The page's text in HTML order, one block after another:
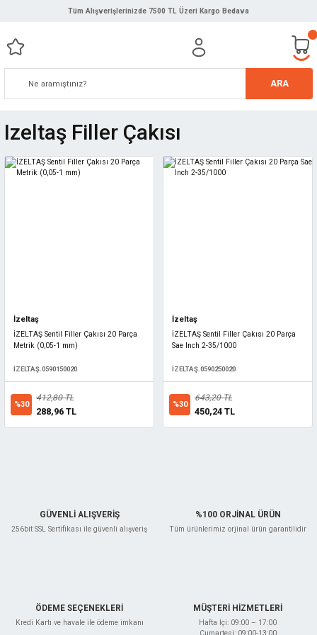
Tüm Alışverişlerinizde 7500 TL Üzeri Kargo Bedava
ARA
Izeltaş Filler Çakısı
İzeltaş
İZELTAŞ Sentil Filler Çakısı 20 Parça
Metrik (0,05-1 mm)
İZELTAŞ.0590150020
%30
412,80 TL
288,96 TL
İzeltaş
İZELTAŞ Sentil Filler Çakısı 20 Parça
Sae Inch 2-35/1000
İZELTAŞ.0590250020
%30
643,20 TL
450,24 TL
GÜVENLİ ALIŞVERİŞ
256bit SSL Sertifikası ile güvenli alışveriş
%100 ORJİNAL ÜRÜN
Tüm ürünlerimiz orjinal ürün garantilidir
ÖDEME SEÇENEKLERİ
Kredi Kartı ve havale ile ödeme imkanı
MÜŞTERİ HİZMETLERİ
Hafta İçi: 09:00 – 17:00
Cumartesi: 09:00-13:00